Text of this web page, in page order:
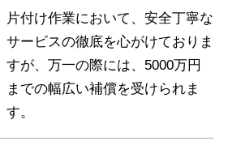
片付け作業において、安全丁寧な
サービスの徹底を心がけておりま
すが、万一の際には、5000万円
までの幅広い補償を受けられま
す。